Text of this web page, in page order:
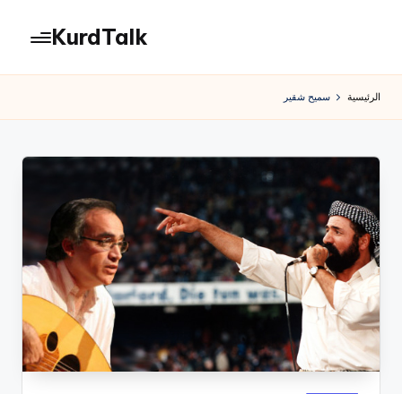
المحتوى
KurdTalk
الرئيسية سميح شقير